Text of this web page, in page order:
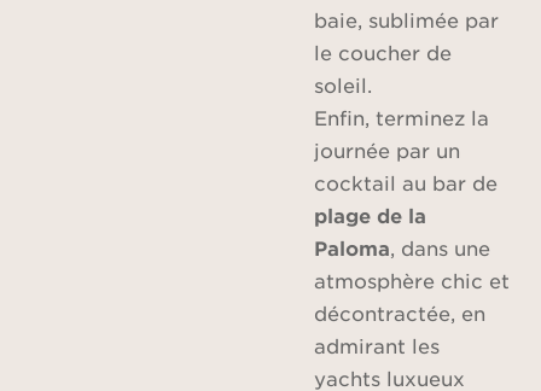
baie, sublimée par
le coucher de
soleil.
Enfin, terminez la
journée par un
cocktail au bar de
plage de la
Paloma , dans une
atmosphère chic et
décontractée, en
admirant les
yachts luxueux